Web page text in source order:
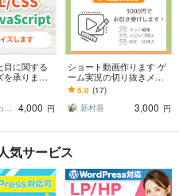
目に関する
承ります
など見栄
に
ごろごろわーくす・スガイ エリ
4,000 円
ショート動画作ります ゲ
ーム実況の切り抜きメイ
ンで制作いたします！
5.0 (17)
新村葵
3,000 円
気サービス